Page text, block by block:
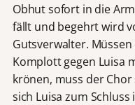
Obhut sofort in die
fällt und begehrt wird
Gutsverwalter.
Komplott gegen Luisa
krönen, muss der
sich Luisa zum